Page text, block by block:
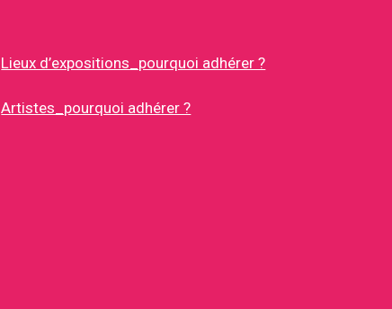
Lieux d’expositions_pourquoi adhérer ?
Artistes_pourquoi adhérer ?